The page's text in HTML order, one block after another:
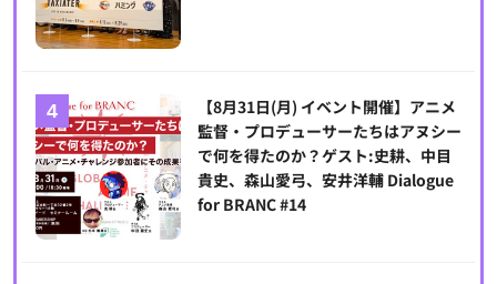
【8月31日(月) イベント開催】アニメ
監督・プロデューサーたちはアヌシー
で何を得たのか？ゲスト:史耕、中目
貴史、森山愛弓、安井洋輔 Dialogue
for BRANC #14